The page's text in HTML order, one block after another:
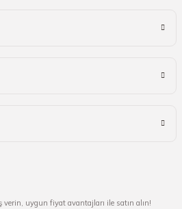
verin, uygun fiyat avantajları ile satın alın!